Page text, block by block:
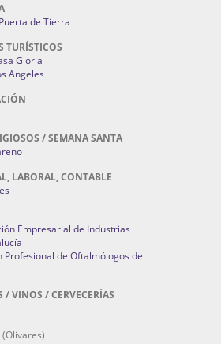
de Tierra
TURÍSTICOS
Gloria
Angeles
/ SEMANA SANTA
LABORAL, CONTABLE
Empresarial de Industrias
Profesional de Oftalmólogos de
/ VINOS / CERVECERÍAS
(Olivares)